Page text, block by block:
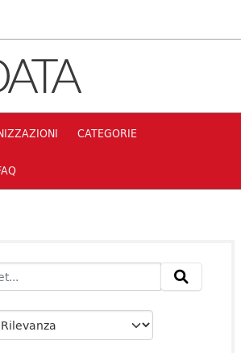
CATEGORIE